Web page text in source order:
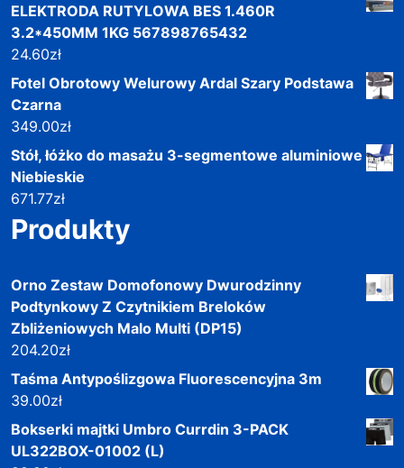
ELEKTRODA RUTYLOWA BES 1.460R
3.2*450MM 1KG 567898765432
24.60zł
Fotel Obrotowy Welurowy Ardal Szary Podstawa
Czarna
349.00zł
Stół, łóżko do masażu 3-segmentowe aluminiowe
Niebieskie
671.77zł
Produkty
Orno Zestaw Domofonowy Dwurodzinny
Podtynkowy Z Czytnikiem Breloków
Zbliżeniowych Malo Multi (DP15)
204.20zł
Taśma Antypoślizgowa Fluorescencyjna 3m
39.00zł
Bokserki majtki Umbro Currdin 3-PACK
UL322BOX-01002 (L)